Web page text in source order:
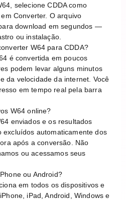
selecione CDDA como
Converter. O arquivo
download em segundos —
ou instalação.
W64 para CDDA?
é convertida em poucos
podem levar alguns minutos
da velocidade da internet. Você
em tempo real pela barra
W64 online?
enviados e os resultados
excluídos automaticamente dos
após a conversão. Não
ou acessamos seus
ou Android?
em todos os dispositivos e
iPad, Android, Windows e